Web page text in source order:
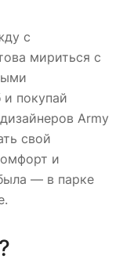
с
мириться с
покупай
Army
свой
и
— в парке